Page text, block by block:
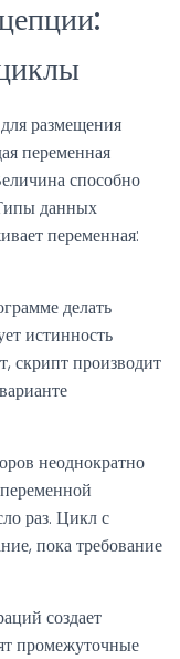
размещения
переменная
способно
данных
переменная:
делать
истинность
скрипт производит
неоднократно
раз. Цикл с
пока требование
создает
промежуточные